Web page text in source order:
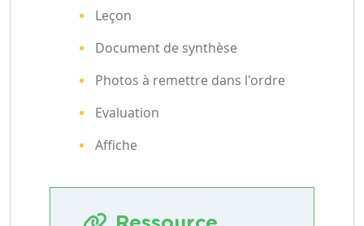
Leçon
Document de synthèse
Photos à remettre dans l'ordre
Evaluation
Affiche